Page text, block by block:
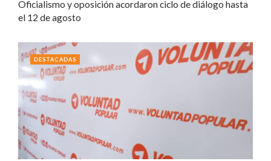
Oficialismo y oposición acordaron ciclo de diálogo hasta
el 12 de agosto
DESTACADAS